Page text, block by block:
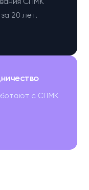
20 лет.
с СПМК